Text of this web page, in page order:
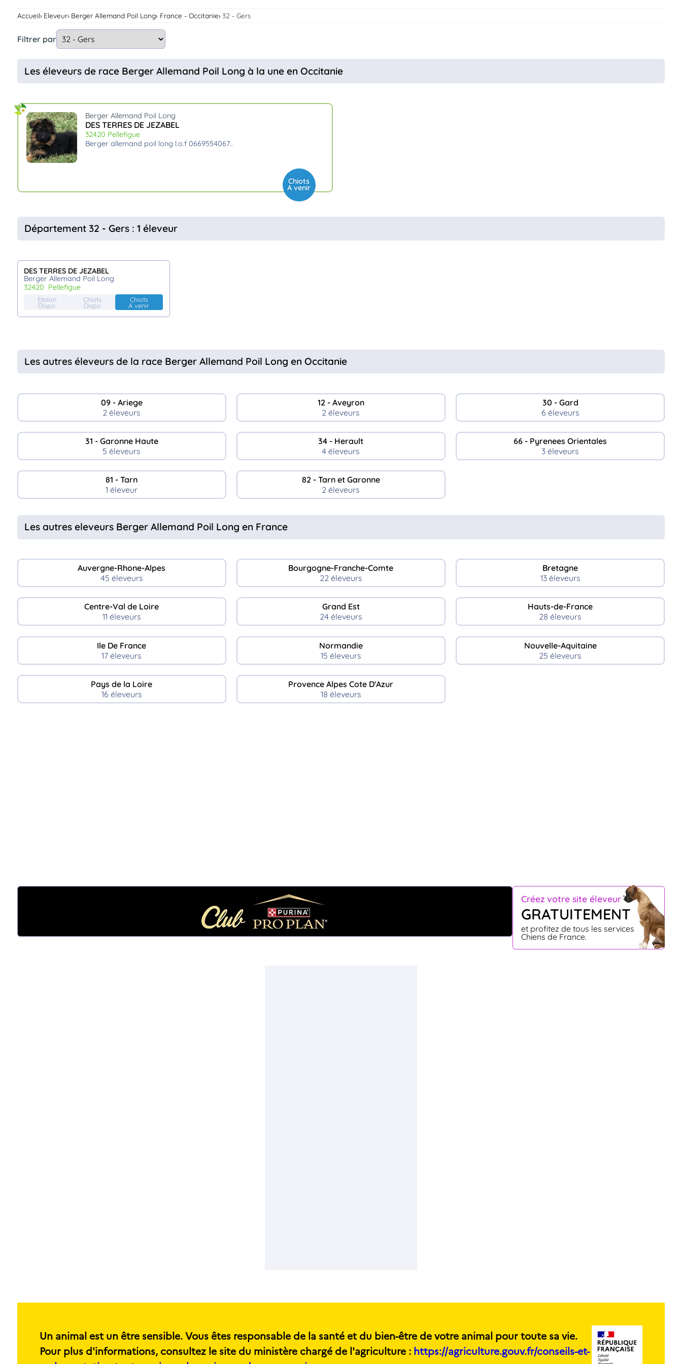
Connexion
Accueil Eleveur Berger Allemand Poil Long France - Occitanie 32 - Gers
Filtrer par
Les éleveurs de race Berger Allemand Poil Long à la une en Occitanie
Berger Allemand Poil Long
DES TERRES DE JEZABEL
32420 Pellefigue
berger allemand poil long l.o.f 0669554067
Chiots
A venir
Département 32 - Gers : 1 éleveur
DES TERRES DE JEZABEL
Berger Allemand Poil Long
32420
pellefigue
Etalon
Dispo
Chiots
Dispo
Chiots
A venir
Les autres éleveurs de la race Berger Allemand Poil Long en Occitanie
09 - Ariege
2 éleveurs
12 - Aveyron
2 éleveurs
30 - Gard
6 éleveurs
31 - Garonne Haute
5 éleveurs
34 - Herault
4 éleveurs
66 - Pyrenees Orientales
3 éleveurs
81 - Tarn
1 éleveur
82 - Tarn et Garonne
2 éleveurs
Les autres eleveurs Berger Allemand Poil Long en France
Auvergne-Rhone-Alpes
45 éleveurs
Bourgogne-Franche-Comte
22 éleveurs
Bretagne
13 éleveurs
Centre-Val de Loire
11 éleveurs
Grand Est
24 éleveurs
Hauts-de-France
28 éleveurs
Ile De France
17 éleveurs
Normandie
15 éleveurs
Nouvelle-Aquitaine
25 éleveurs
Pays de la Loire
16 éleveurs
Provence Alpes Cote D'Azur
18 éleveurs
Créez votre site éleveur
GRATUITEMENT
et profitez de tous les services
Chiens de France.
Un animal est un être sensible. Vous êtes responsable de la santé et du bien-être de votre animal pour toute sa vie.
Pour plus d'informations, consultez le site du ministère chargé de l'agriculture : https://agriculture.gouv.fr/conseils-et-